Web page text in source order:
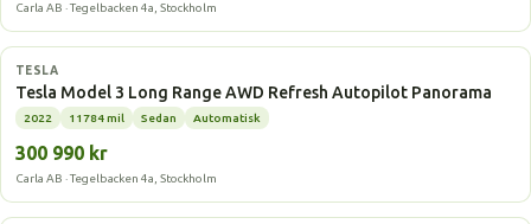
Carla AB · Tegelbacken 4a, Stockholm
Elbil
TESLA
Tesla Model 3 Long Range AWD Refresh Autopilot Panorama
2022 11784 mil Sedan Automatisk
300 990 kr
Carla AB · Tegelbacken 4a, Stockholm